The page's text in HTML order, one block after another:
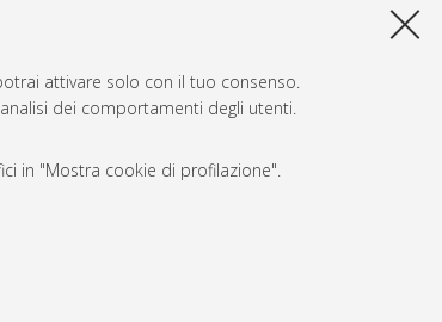
attivare solo con il tuo consenso.
dei comportamenti degli utenti.
in "Mostra cookie di profilazione".